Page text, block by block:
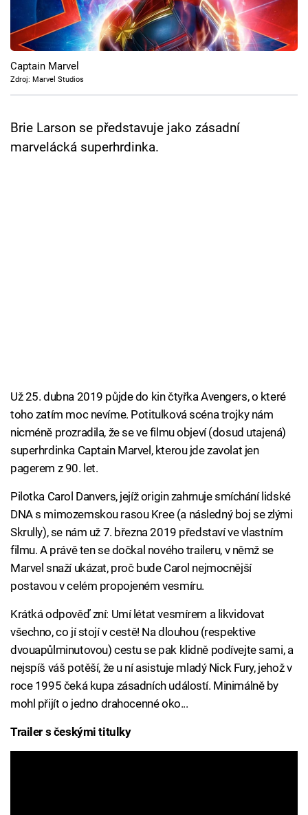
Cool Esport
Pořady
TV Program
Captain Marvel
Zdroj: Marvel Studios
Brie Larson se představuje jako zásadní
marvelácká superhrdinka.
Už 25. dubna 2019 půjde do kin čtyřka Avengers, o které
toho zatím moc nevíme. Potitulková scéna trojky nám
nicméně prozradila, že se ve filmu objeví (dosud utajená)
superhrdinka Captain Marvel, kterou jde zavolat jen
pagerem z 90. let.
Pilotka Carol Danvers, jejíž origin zahrnuje smíchání lidské
DNA s mimozemskou rasou Kree (a následný boj se zlými
Skrully), se nám už 7. března 2019 představí ve vlastním
filmu. A právě ten se dočkal nového traileru, v němž se
Marvel snaží ukázat, proč bude Carol nejmocnější
postavou v celém propojeném vesmíru.
Krátká odpověď zní: Umí létat vesmírem a likvidovat
všechno, co jí stojí v cestě! Na dlouhou (respektive
dvouapůlminutovou) cestu se pak klidně podívejte sami, a
nejspíš váš potěší, že u ní asistuje mladý Nick Fury, jehož v
roce 1995 čeká kupa zásadních událostí. Minimálně by
mohl přijít o jedno drahocenné oko...
Trailer s českými titulky